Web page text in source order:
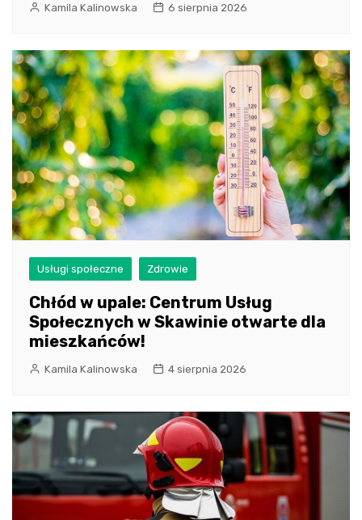
Kamila Kalinowska 6 sierpnia 2026
Usługi społeczne Zdrowie
Chłód w upale: Centrum Usług
Społecznych w Skawinie otwarte dla
mieszkańców!
Kamila Kalinowska 4 sierpnia 2026